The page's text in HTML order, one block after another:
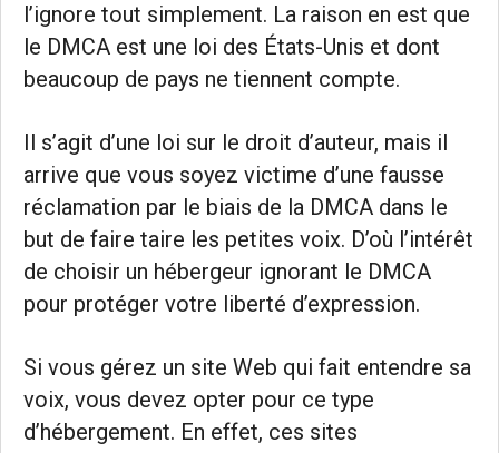
l’ignore tout simplement. La raison en est que
le DMCA est une loi des États-Unis et dont
beaucoup de pays ne tiennent compte.
Il s’agit d’une loi sur le droit d’auteur, mais il
arrive que vous soyez victime d’une fausse
réclamation par le biais de la DMCA dans le
but de faire taire les petites voix. D’où l’intérêt
de choisir un hébergeur ignorant le DMCA
pour protéger votre liberté d’expression.
Si vous gérez un site Web qui fait entendre sa
voix, vous devez opter pour ce type
d’hébergement. En effet, ces sites